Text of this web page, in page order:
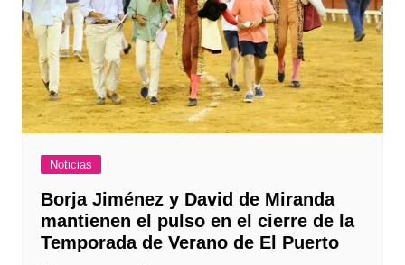
Noticias
Borja Jiménez y David de Miranda
mantienen el pulso en el cierre de la
Temporada de Verano de El Puerto